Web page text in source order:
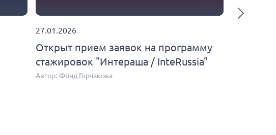
27.01.2026
Открыт прием заявок на программу
стажировок "Интераша / InteRussia"
Автор: Фонд Горчакова